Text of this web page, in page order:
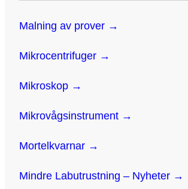
Malning av prover →
Mikrocentrifuger →
Mikroskop →
Mikrovågsinstrument →
Mortelkvarnar →
Mindre Labutrustning – Nyheter →